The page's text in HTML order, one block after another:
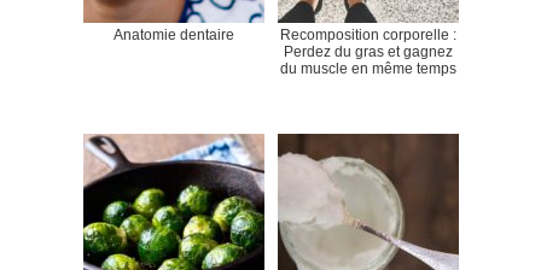
Anatomie dentaire
Recomposition corporelle :
Perdez du gras et gagnez
du muscle en même temps